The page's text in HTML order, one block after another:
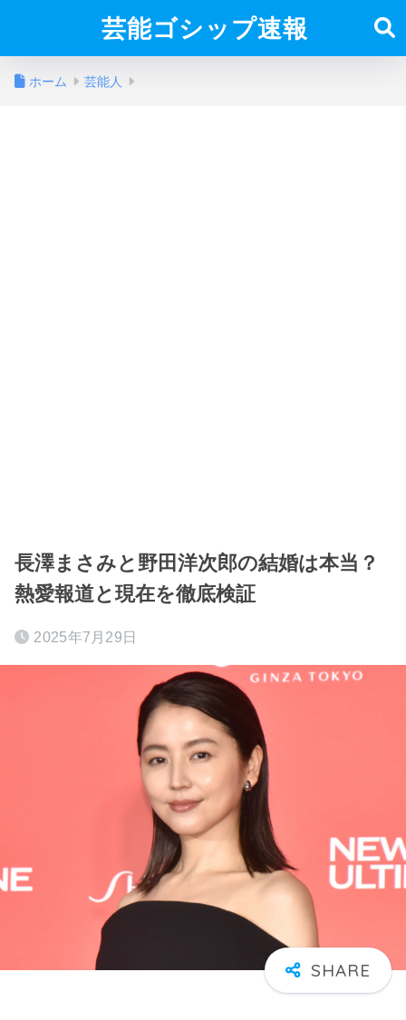
芸能ゴシップ速報
ホーム 芸能人
長澤まさみと野田洋次郎の結婚は本当？
熱愛報道と現在を徹底検証
2025年7月29日